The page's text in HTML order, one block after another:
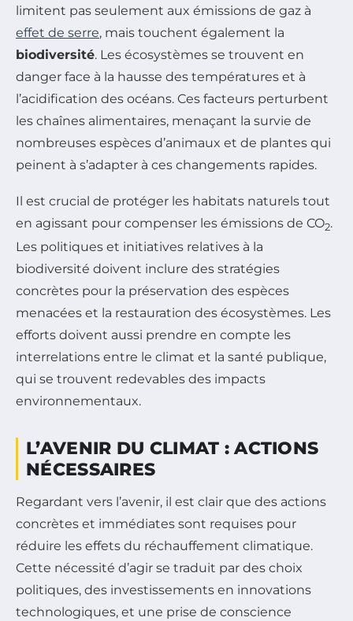
limitent pas seulement aux émissions de gaz à
effet de serre, mais touchent également la
biodiversité. Les écosystèmes se trouvent en
danger face à la hausse des températures et à
l’acidification des océans. Ces facteurs perturbent
les chaînes alimentaires, menaçant la survie de
nombreuses espèces d’animaux et de plantes qui
peinent à s’adapter à ces changements rapides.
Il est crucial de protéger les habitats naturels tout
en agissant pour compenser les émissions de CO2.
Les politiques et initiatives relatives à la
biodiversité doivent inclure des stratégies
concrètes pour la préservation des espèces
menacées et la restauration des écosystèmes. Les
efforts doivent aussi prendre en compte les
interrelations entre le climat et la santé publique,
qui se trouvent redevables des impacts
environnementaux.
L’AVENIR DU CLIMAT : ACTIONS
NÉCESSAIRES
Regardant vers l’avenir, il est clair que des actions
concrètes et immédiates sont requises pour
réduire les effets du réchauffement climatique.
Cette nécessité d’agir se traduit par des choix
politiques, des investissements en innovations
technologiques, et une prise de conscience